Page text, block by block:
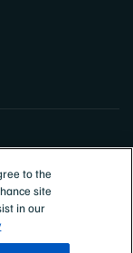
to the
site
in our